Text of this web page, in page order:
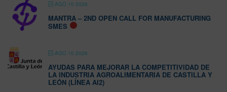
AGO 10 2026
MANTRA – 2ND OPEN CALL FOR MANUFACTURING
SMES
AGO 10 2026
AYUDAS PARA MEJORAR LA COMPETITIVIDAD DE
LA INDUSTRIA AGROALIMENTARIA DE CASTILLA Y
LEÓN (LÍNEA AI2)